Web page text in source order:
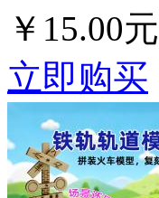
￥15.00元
立即购买